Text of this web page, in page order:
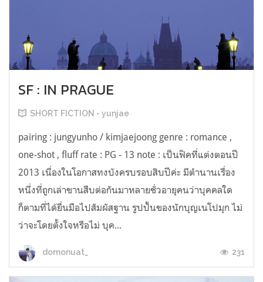
SF : IN PRAGUE
SHORT FICTION - yunjae
pairing : jungyunho / kimjaejoong genre : romance ,
one-shot , fluff rate : PG - 13 note : เป็นฟิคที่แต่งตอนปี
2013 เนื่องในโอกาสทงบังครบรอบสิบปีค่ะ มีตำนานเรื่อง
หนึ่งที่ถูกเล่าขานสืบต่อกันมาหลายชั่วอายุคนว่าบุคคลใด
ก็ตามที่ได้ยื่นมือไปสัมผัสฐาน รูปปั้นของนักบุญเนโปมุก ไม่
ว่าจะโดยตั้งใจหรือไม่ บุค...
domonuat_ 231